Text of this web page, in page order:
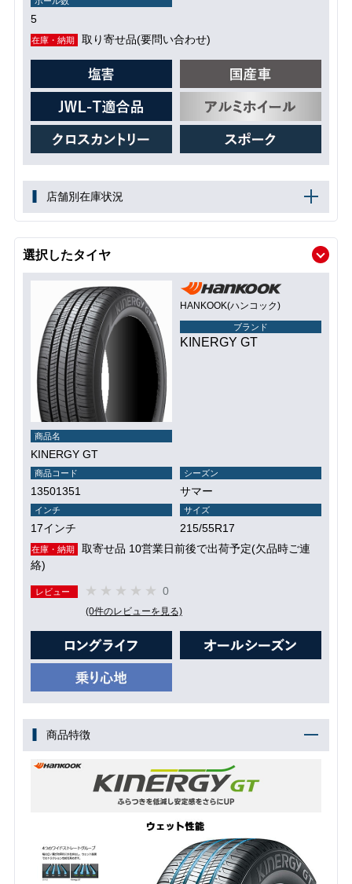
5
在庫・納期 取り寄せ品(要問い合わせ)
店舗別在庫状況
選択したタイヤ
HANKOOK(ハンコック)
ブランド
KINERGY GT
商品名
KINERGY GT
商品コード
13501351
シーズン
サマー
インチ
17インチ
サイズ
215/55R17
在庫・納期
取寄せ品 10営業日前後で出荷予定(欠品時ご連
絡)
レビュー 0
(0件のレビューを見る)
商品特徴